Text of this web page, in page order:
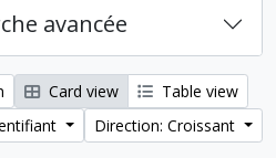
avancée
Card view
Table view
Direction: Croissant